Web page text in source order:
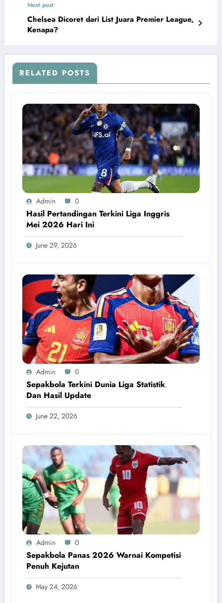
Next post
Chelsea Dicoret dari List Juara Premier League,
Kenapa?
RELATED POSTS
Admin 0
Hasil Pertandingan Terkini Liga Inggris
Mei 2026 Hari Ini
June 29, 2026
Admin 0
Sepakbola Terkini Dunia Liga Statistik
Dan Hasil Update
June 22, 2026
Admin 0
Sepakbola Panas 2026 Warnai Kompetisi
Penuh Kejutan
May 24, 2026